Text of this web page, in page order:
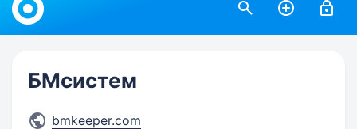
БМсистем
bmkeeper.com